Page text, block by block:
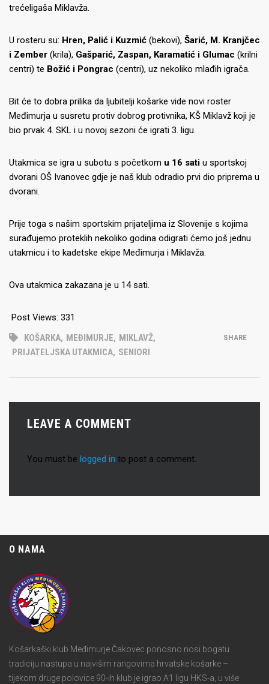
trećeligaša Miklavža.
U rosteru su: Hren, Palić i Kuzmić (bekovi), Šarić, M. Kranjčec
i Zember (krila), Gašparić, Zaspan, Karamatić i Glumac (krilni
centri) te Božić i Pongrac (centri), uz nekoliko mlađih igrača.
Bit će to dobra prilika da ljubitelji košarke vide novi roster
Međimurja u susretu protiv dobrog protivnika, KŠ Miklavž koji je
bio prvak 4. SKL i u novoj sezoni će igrati 3. ligu.
Utakmica se igra u subotu s početkom u 16 sati u sportskoj
dvorani OŠ Ivanovec gdje je naš klub odradio prvi dio priprema u
dvorani.
Prije toga s našim sportskim prijateljima iz Slovenije s kojima
surađujemo proteklih nekoliko godina odigrati ćemo još jednu
utakmicu i to kadetske ekipe Međimurja i Miklavža.
Ova utakmica zakazana je u 14 sati.
Post Views: 331
KOŠARKA, MEĐIMURJE, MIKLAVŽ,
PRIJATELJSKA UTAKMICA, SENIORI
SHARE
LEAVE A COMMENT
You must be logged in to post a comment.
O NAMA
Košarkaški klub Međimurje Čakovec ponosno nosi bogatu
tradiciju nastupa u najvišim rangovima hrvatske košarke –
tijekom druge polovice 90-ih klub je igrao A1 ligu HKS-a, u više